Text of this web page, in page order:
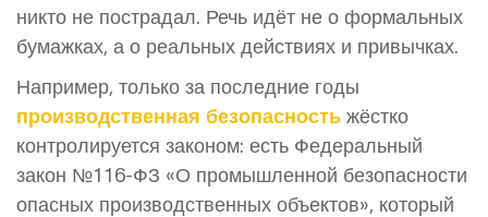
никто не пострадал. Речь идёт не о формальных
бумажках, а о реальных действиях и привычках.
Например, только за последние годы
производственная безопасность жёстко
контролируется законом: есть Федеральный
закон №116-ФЗ «О промышленной безопасности
опасных производственных объектов», который